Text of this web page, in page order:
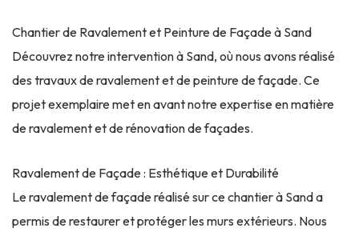
Chantier de Ravalement et Peinture de Façade à Sand
Découvrez notre intervention à Sand, où nous avons réalisé
des travaux de ravalement et de peinture de façade. Ce
projet exemplaire met en avant notre expertise en matière
de ravalement et de rénovation de façades.
Ravalement de Façade : Esthétique et Durabilité
Le ravalement de façade réalisé sur ce chantier à Sand a
permis de restaurer et protéger les murs extérieurs. Nous